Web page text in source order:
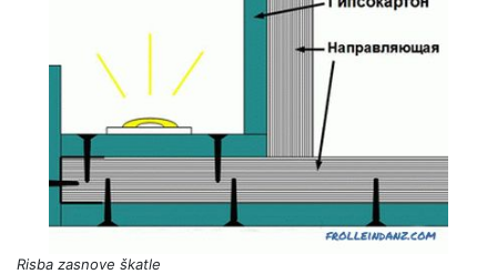
Risba zasnove škatle